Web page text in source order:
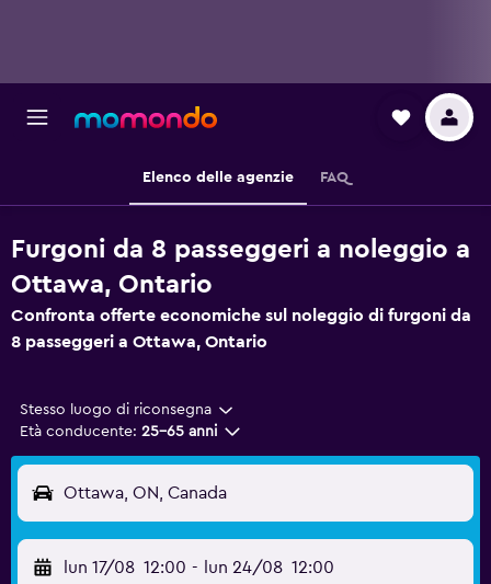
Elenco delle agenzie FAQ
Furgoni da 8 passeggeri a noleggio a
Ottawa, Ontario
Confronta offerte economiche sul noleggio di furgoni da
8 passeggeri a Ottawa, Ontario
Stesso luogo di riconsegna
Età conducente: 25-65 anni
Ottawa, ON, Canada
lun 17/08 12:00 - lun 24/08 12:00